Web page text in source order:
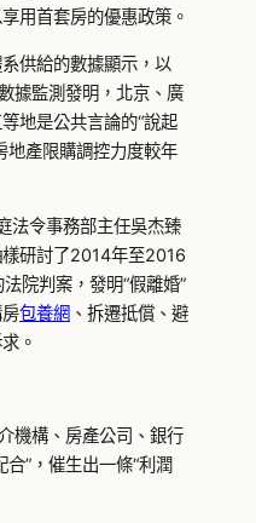
用首套房的優惠政策。
供給的數據顯示，以
據監測發明，北京、廣
地是公共言論的“說起
地產限購調控力度較年
法令事務部主任吳杰臻
研討了2014年至2016
院判案，發明“假離婚”
包養網 、拆遷抵償、避
。
機構、房產公司、銀行
”，催生出一條“利潤